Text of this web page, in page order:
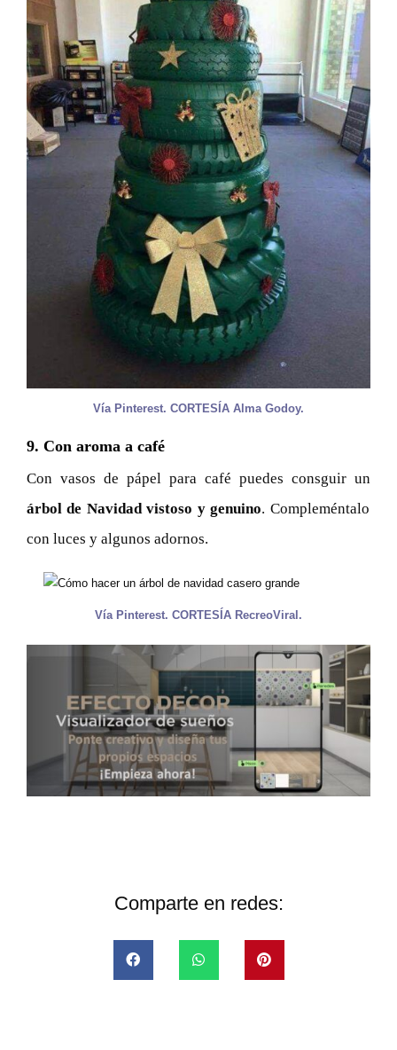
Vía Pinterest. CORTESÍA Alma Godoy.
9. Con aroma a café
Con vasos de pápel para café puedes consguir un
árbol de Navidad vistoso y genuino. Compleméntalo
con luces y algunos adornos.
Vía Pinterest. CORTESÍA RecreoViral.
Comparte en redes: